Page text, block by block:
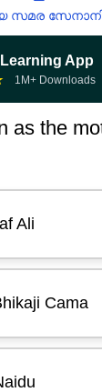
സമര
App
1M+ Downloads
as the
Ali
Cama